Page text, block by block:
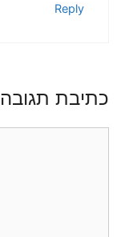
Reply
כתיבת תגובה